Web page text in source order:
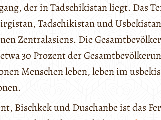
der in Tadschikistan liegt. Das
Tadschikistan und
Zentralasiens. Die
30 Prozent der
Menschen leben, leben im
Bischkek und Duschanbe ist das